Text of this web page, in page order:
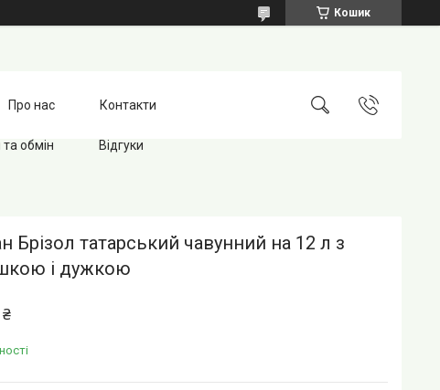
Кошик
Про нас Контакти
обмін Відгуки
Брізол татарський чавунний на 12 л з
і дужкою